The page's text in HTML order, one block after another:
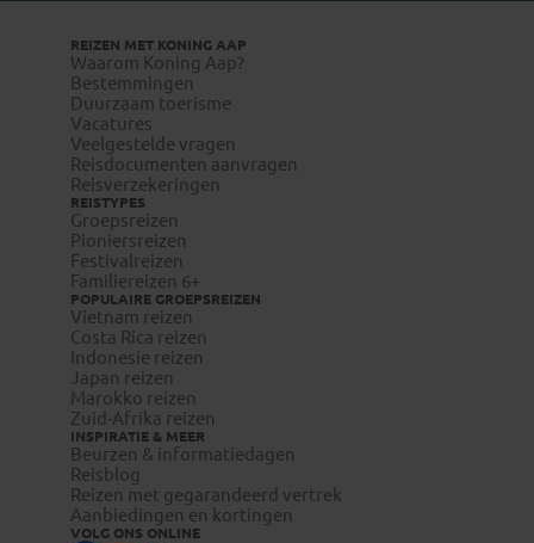
REIZEN MET KONING AAP
Waarom Koning Aap?
Bestemmingen
Duurzaam toerisme
Vacatures
Veelgestelde vragen
Reisdocumenten aanvragen
Reisverzekeringen
REISTYPES
Groepsreizen
Pioniersreizen
Festivalreizen
Familiereizen 6+
POPULAIRE GROEPSREIZEN
Vietnam reizen
Costa Rica reizen
Indonesie reizen
Japan reizen
Marokko reizen
Zuid-Afrika reizen
INSPIRATIE & MEER
Beurzen & informatiedagen
Reisblog
Reizen met gegarandeerd vertrek
Aanbiedingen en kortingen
VOLG ONS ONLINE